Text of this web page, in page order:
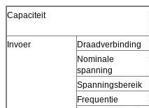
Capaciteit
Invoer
Draadverbinding
Nominale
spanning
Spanningsbereik
Frequentie